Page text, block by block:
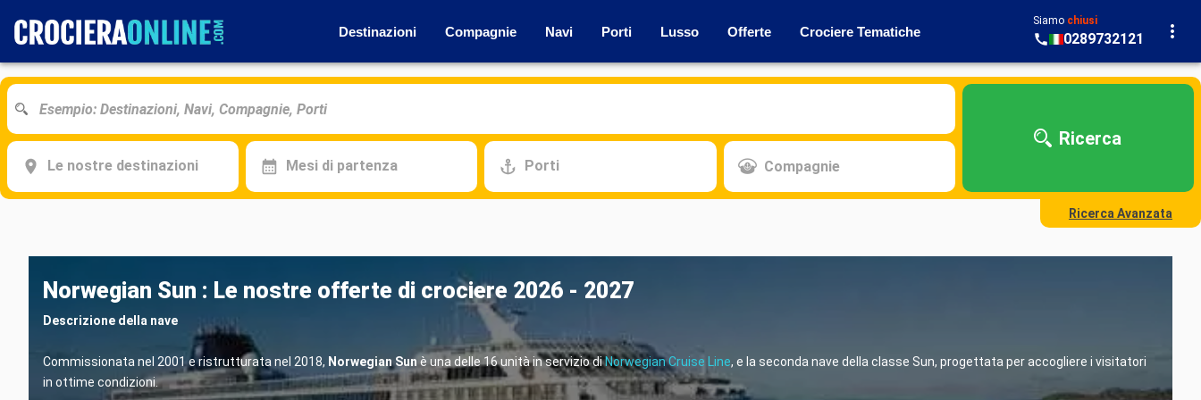
Destinazioni Compagnie Navi Porti Lusso Offerte Crociere Tematiche
Siamo chiusi
0289732121
Le nostre destinazioni Mesi di partenza Porti Compagnie
Ricerca
Ricerca Avanzata
Norwegian Sun : Le nostre offerte di crociere 2026 - 2027
Descrizione della nave
Commissionata nel 2001 e ristrutturata nel 2018, Norwegian Sun è una delle 16 unità in servizio diNorwegian Cruise Line, e la seconda nave della classe Sun, progettata per accogliere i visitatori
in ottime condizioni.